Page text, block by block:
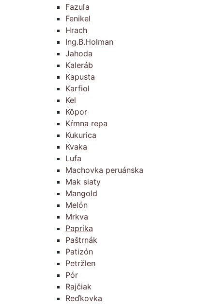
Fazuľa
Fenikel
Hrach
Ing.B.Holman
Jahoda
Kaleráb
Kapusta
Karfiol
Kel
Kôpor
Kŕmna repa
Kukurica
Kvaka
Lufa
Machovka peruánska
Mak siaty
Mangold
Melón
Mrkva
Paprika
Paštrnák
Patizón
Petržlen
Pór
Rajčiak
Reďkovka